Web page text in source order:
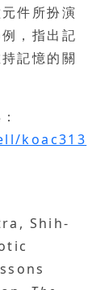
件所扮演
，指出記
記憶的關
koac313
Shih-